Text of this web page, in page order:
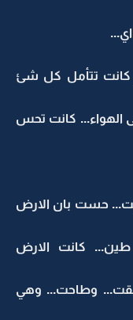
كانت تتأمل كل شئ
الهواء... كانت تحس
حست بان الارض
طين... كانت الارض
وطاحت... وهي